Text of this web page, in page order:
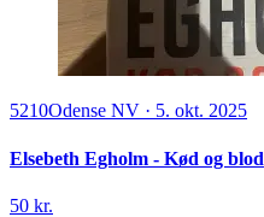
5210Odense NV · 5. okt. 2025
Elsebeth Egholm - Kød og blod
50 kr.